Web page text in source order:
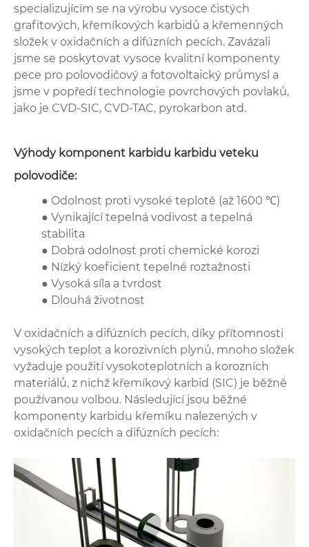
specializujícím se na výrobu vysoce čistých
grafitových, křemíkových karbidů a křemenných
složek v oxidačních a difúzních pecích. Zavázali
jsme se poskytovat vysoce kvalitní komponenty
pece pro polovodičový a fotovoltaický průmysl a
jsme v popředí technologie povrchových povlaků,
jako je CVD-SIC, CVD-TAC, pyrokarbon atd.
Výhody komponent karbidu karbidu veteku
polovodiče:
● Odolnost proti vysoké teplotě (až 1600 ℃)
● Vynikající tepelná vodivost a tepelná
stabilita
● Dobrá odolnost proti chemické korozi
● Nízký koeficient tepelné roztažnosti
● Vysoká síla a tvrdost
● Dlouhá životnost
V oxidačních a difúzních pecích, díky přítomnosti
vysokých teplot a korozivních plynů, mnoho složek
vyžaduje použití vysokoteplotních a korozních
materiálů, z nichž křemíkový karbid (SIC) je běžně
používanou volbou. Následující jsou běžné
komponenty karbidu křemíku nalezených v
oxidačních pecích a difúzních pecích: